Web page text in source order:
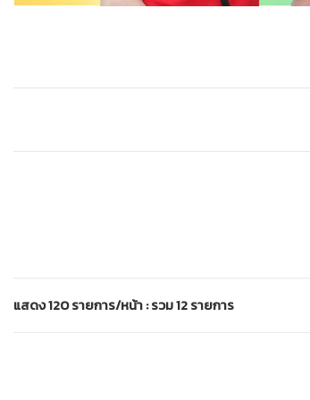
แสดง 120 รายการ/หน้า : รวม 12 รายการ